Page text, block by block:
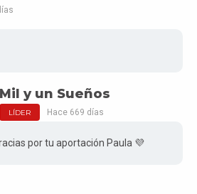
Mil y un Sueños
LÍDER Hace 669 días
por tu aportación Paula 💜